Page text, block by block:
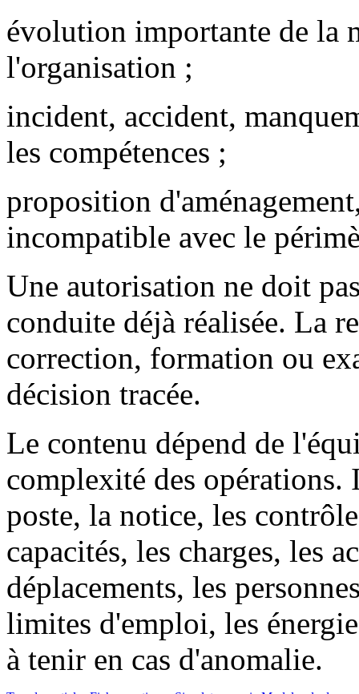
évolution importante de la
l'organisation ;
incident, accident,
les compétences ;
proposition
incompatible avec le
Une autorisation ne doit
conduite déjà réalisée. La
correction, formation ou
décision tracée.
Le contenu dépend de
complexité des
poste, la notice, les
capacités, les charges, les
déplacements, les
limites d'emploi, les
à tenir en cas d'anomalie.